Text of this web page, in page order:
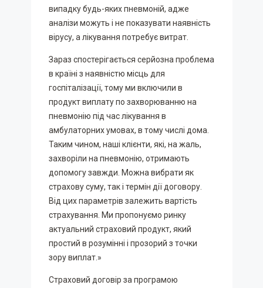
випадку будь-яких пневмоній, адже
аналізи можуть і не показувати наявність
вірусу, а лікування потребує витрат.
Зараз спостерігається серйозна проблема
в країні з наявністю місць для
госпіталізації, тому ми включили в
продукт виплату по захворюванню на
пневмонію під час лікування в
амбулаторних умовах, в тому числі дома.
Таким чином, наші клієнти, які, на жаль,
захворіли на пневмонію, отримають
допомогу завжди. Можна вибрати як
страхову суму, так і термін дії договору.
Від цих параметрів залежить вартість
страхування. Ми пропонуємо ринку
актуальний страховий продукт, який
простий в розумінні і прозорий з точки
зору виплат.»
Страховий договір за програмою